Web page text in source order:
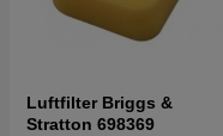
Luftfilter Briggs &
Stratton 698369